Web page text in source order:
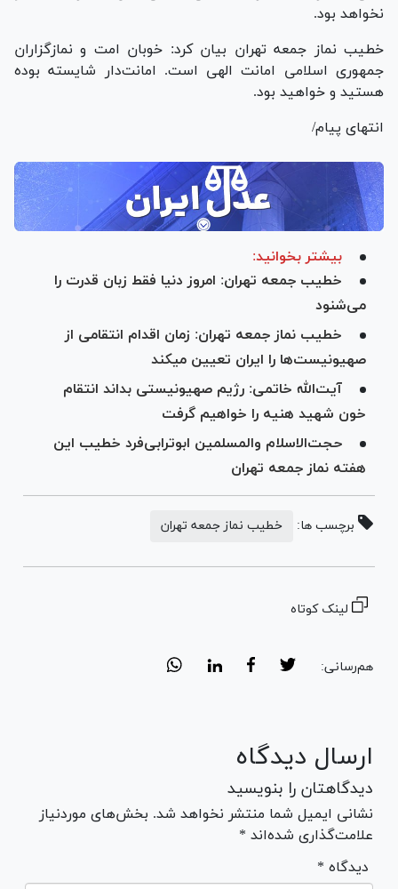
نخواهد بود.
خطیب نماز جمعه تهران بیان کرد: خوبان امت و نمازگزاران
جمهوری اسلامی امانت الهی است. امانت‌دار شایسته بوده
هستید و خواهید بود.
انتهای پیام/
بیشتر بخوانید:
خطیب جمعه تهران: امروز دنیا فقط زبان قدرت را
می‌شنود
خطیب نماز جمعه تهران: زمان اقدام انتقامی از
صهیونیست‌ها را ایران تعیین می‎کند
آیت‌الله خاتمی: رژیم صهیونیستی بداند انتقام
خون شهید هنیه را خواهیم گرفت
حجت‌الاسلام والمسلمین ابوترابی‌فرد خطیب این
هفته نماز جمعه تهران
برچسب ها: خطیب نماز جمعه تهران
لینک کوتاه
هم‌رسانی:
ارسال دیدگاه
دیدگاهتان را بنویسید
نشانی ایمیل شما منتشر نخواهد شد. بخش‌های موردنیاز
علامت‌گذاری شده‌اند *
* دیدگاه